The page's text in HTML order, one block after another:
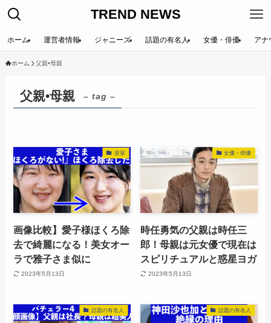
TREND NEWS
ホーム 運営者情報 ジャニーズ 話題の有名人 女優・俳優 アナ
ホーム 父親•母親
父親•母親 – tag –
皇室
画像比較】愛子様ほくろ除
去で綺麗になる！美女オー
ラで雅子さま似に
2023年5月13日
女優・俳優
時任勇気の父親は時任三
郎！母親は元女優で現在は
スピリチュアルと惑星ヨガ
2023年5月13日
話題の有名人 話題の有名人